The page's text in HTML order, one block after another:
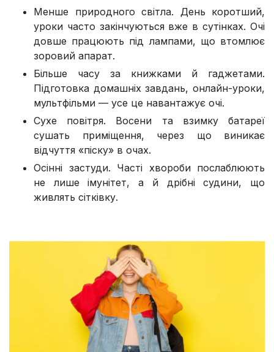
Менше природного світла. День коротший,
уроки часто закінчуються вже в сутінках. Очі
довше працюють під лампами, що втомлює
зоровий апарат.
Більше часу за книжками й гаджетами.
Підготовка домашніх завдань, онлайн-уроки,
мультфільми — усе це навантажує очі.
Сухе повітря. Восени та взимку батареї
сушать приміщення, через що виникає
відчуття «піску» в очах.
Осінні застуди. Часті хвороби послаблюють
не лише імунітет, а й дрібні судини, що
живлять сітківку.